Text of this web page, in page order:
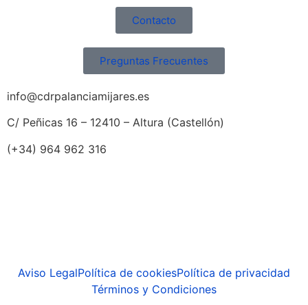
Contacto
Preguntas Frecuentes
info@cdrpalanciamijares.es
C/ Peñicas 16 – 12410 – Altura (Castellón)
(+34) 964 962 316
Aviso LegalPolítica de cookiesPolítica de privacidad
Términos y Condiciones